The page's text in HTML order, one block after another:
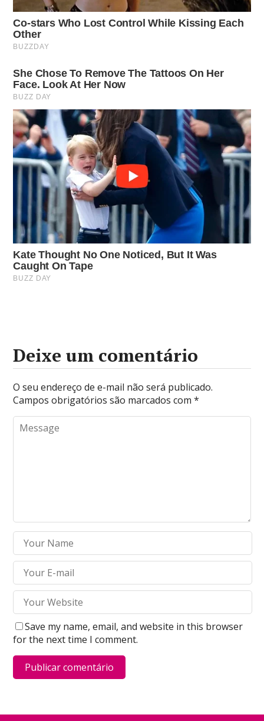
Deixe um comentário
O seu endereço de e-mail não será publicado.
Campos obrigatórios são marcados com*
Save my name, email, and website in this browser
for the next time I comment.